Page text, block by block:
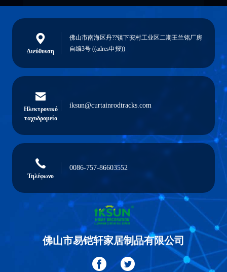
Διεύθυνση
佛山市南海区丹??镇下安村工业区二期王兰铭厂房
自编3号 ((adres申报))
Ηλεκτρονικό
ταχυδρομείο
iksun@curtainrodtracks.com
Τηλέφωνο
0086-757-86603552
佛山市易铠轩家居制品有限公司